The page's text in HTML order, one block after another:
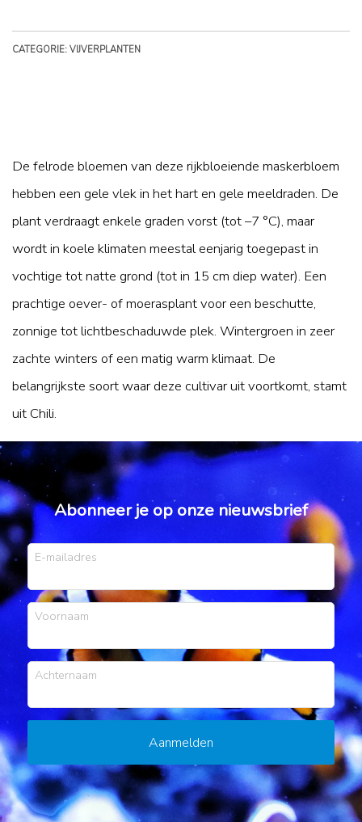
CATEGORIE: VIJVERPLANTEN
De felrode bloemen van deze rijkbloeiende maskerbloem
hebben een gele vlek in het hart en gele meeldraden. De
plant verdraagt enkele graden vorst (tot –7 °C), maar
wordt in koele klimaten meestal eenjarig toegepast in
vochtige tot natte grond (tot in 15 cm diep water). Een
prachtige oever- of moerasplant voor een beschutte,
zonnige tot lichtbeschaduwde plek. Wintergroen in zeer
zachte winters of een matig warm klimaat. De
belangrijkste soort waar deze cultivar uit voortkomt, stamt
uit Chili.
Abonneer je op onze nieuwsbrief
E-mailadres
Voornaam
Achternaam